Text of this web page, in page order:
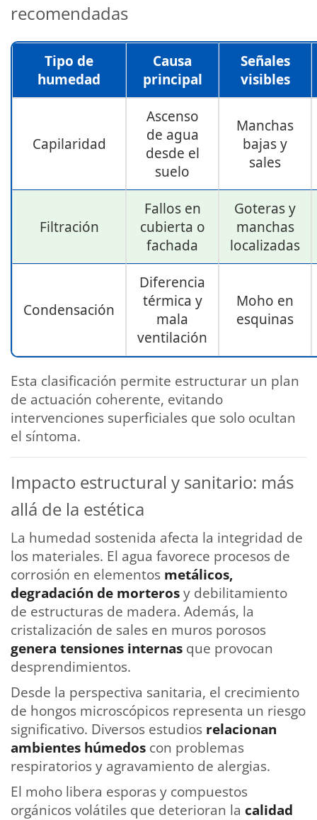
recomendadas
Tipo de
humedad
Causa
principal
Señales
visibles
Capilaridad
Ascenso
de agua
desde el
suelo
Manchas
bajas y
sales
Filtración
Fallos en
cubierta o
fachada
Goteras y
manchas
localizadas
Condensación
Diferencia
térmica y
mala
ventilación
Moho en
esquinas
Esta clasificación permite estructurar un plan
de actuación coherente, evitando
intervenciones superficiales que solo ocultan
el síntoma.
Impacto estructural y sanitario: más
allá de la estética
La humedad sostenida afecta la integridad de
los materiales. El agua favorece procesos de
corrosión en elementos metálicos,
degradación de morterosy debilitamiento
de estructuras de madera. Además, la
cristalización de sales en muros porosos
genera tensiones internas que provocan
desprendimientos.
Desde la perspectiva sanitaria, el crecimiento
de hongos microscópicos representa un riesgo
significativo. Diversos estudios relacionan
ambientes húmedos con problemas
respiratorios y agravamiento de alergias.
El moho libera esporas y compuestos
orgánicos volátiles que deterioran la calidad